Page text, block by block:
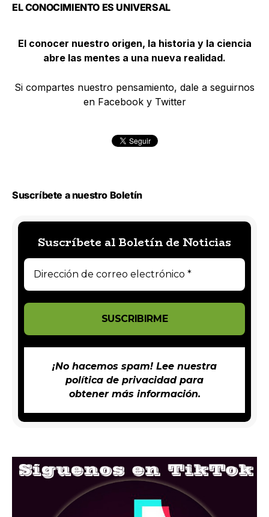
EL CONOCIMIENTO ES UNIVERSAL
El conocer nuestro origen, la historia y la ciencia
abre las mentes a una nueva realidad.
Si compartes nuestro pensamiento, dale a seguirnos
en Facebook y Twitter
Suscríbete a nuestro Boletín
Suscríbete al Boletín de Noticias
¡No hacemos spam! Lee nuestra
política de privacidadpara
obtener más información.